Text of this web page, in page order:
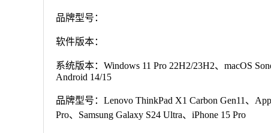
品牌型号：
软件版本：
系统版本：Windows 11 Pro 22H2/23H2、macOS
Android 14/15
品牌型号：Lenovo ThinkPad X1 Carbon Gen11、
Pro、Samsung Galaxy S24 Ultra、iPhone 15 Pro